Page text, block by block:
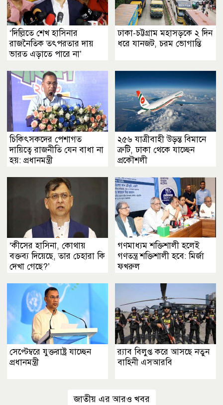
‘দিল্লিতে শেখ হাসিনার
রাজনৈতিক তৎপরতার দায়
ভারত এড়াতে পারে না’
ঢাকা-চট্টগ্রাম মহাসড়কে ২ দিন
ধরে যানজট, চরম ভোগান্তি
চিকিৎসকদের পেশাগত
দায়িত্বে রাজনীতি যেন বাধা না
হয়: প্রধানমন্ত্রী
২৫৬ যাত্রীবাহী উড়ন্ত বিমানে
ত্রুটি, ঢাকা থেকে যাচ্ছেন
প্রকৌশলী
‘কীসের হাসিনা, কোথায়
বক্তব্য দিয়েছে, তার চেহারা কি
দেখা গেছে?’
গণমাধ্যম শক্তিশালী হলেই
গণতন্ত্র শক্তিশালী হবে: মির্জা
ফখরুল
সেপ্টেম্বরে যুক্তরাষ্ট্র যাচ্ছেন
প্রধানমন্ত্রী
র‍্যাব বিলুপ্ত করে আসছে নতুন
বাহিনী এসআরবি
জাতীয় এর আরও খবর